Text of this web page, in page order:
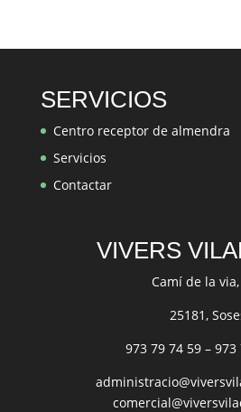
SERVICIOS
Centro receptor de almendra
Servicios
Contactar
VIVERS
Camí de la
25181,
973 79 74 59 –973